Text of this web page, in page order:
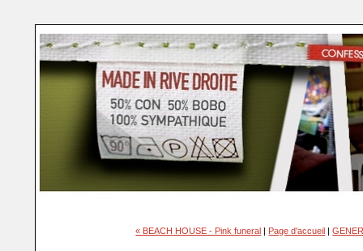
« BEACH HOUSE - Pink funeral | Page d'accueil |